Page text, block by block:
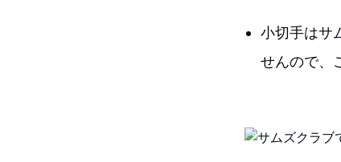
小切手はサ
せんので、